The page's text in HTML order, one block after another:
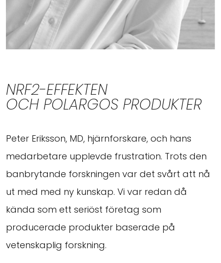
NRF2-EFFEKTEN
OCH POLARGOS PRODUKTER
Peter Eriksson, MD, hjärnforskare, och hans
medarbetare upplevde frustration. Trots den
banbrytande forskningen var det svårt att nå
ut med med ny kunskap. Vi var redan då
kända som ett seriöst företag som
producerade produkter baserade på
vetenskaplig forskning.